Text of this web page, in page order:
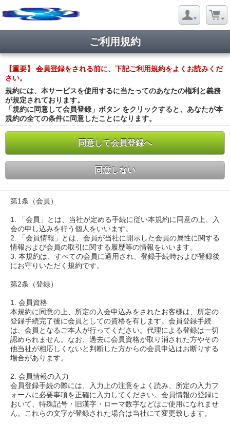
ご利用規約
【重要】 会員登録をされる前に、下記ご利用規約をよくお読みくだ
さい。
規約には、本サービスを使用するに当たってのあなたの権利と義務
が規定されております。
「規約に同意して会員登録」ボタン をクリックすると、あなたが本
規約の全ての条件に同意したことになります。
同意して会員登録へ
同意しない
第1条（会員）
1. 「会員」とは、当社が定める手続に従い本規約に同意の上、入
会の申し込みを行う個人をいいます。
2. 「会員情報」とは、会員が当社に開示した会員の属性に関する
情報および会員の取引に関する履歴等の情報をいいます。
3. 本規約は、すべての会員に適用され、登録手続時および登録後
にお守りいただく規約です。
第2条（登録）
1. 会員資格
本規約に同意の上、所定の入会申込みをされたお客様は、所定の
登録手続完了後に会員としての資格を有します。会員登録手続
は、会員となるご本人が行ってください。代理による登録は一切
認められません。なお、過去に会員資格が取り消された方やその
他当社が相応しくないと判断した方からの会員申込はお断りする
場合があります。
2. 会員情報の入力
会員登録手続の際には、入力上の注意をよく読み、所定の入力フ
ォームに必要事項を正確に入力してください。会員情報の登録に
おいて、特殊記号・旧漢字・ローマ数字などはご使用になれませ
ん。これらの文字が登録された場合は当社にて変更致します。